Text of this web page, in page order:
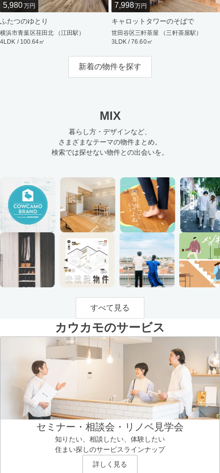
5,980万円
ふたつのゆとり
横浜市青葉区荏田北 （江田駅）
4LDK / 100.64㎡
7,998万円
キャロットタワーのそばで
世田谷区三軒茶屋 （三軒茶屋駅）
3LDK / 76.60㎡
新着の物件を探す
MIX
暮らし方・デザインなど、
さまざまなテーマの物件まとめ。
検索では探せない物件との出会いを。
すべて見る
カウカモのサービス
セミナー・相談会・リノベ見学会
知りたい、相談したい、体験したい
住まい探しのサービスラインナップ
詳しく見る